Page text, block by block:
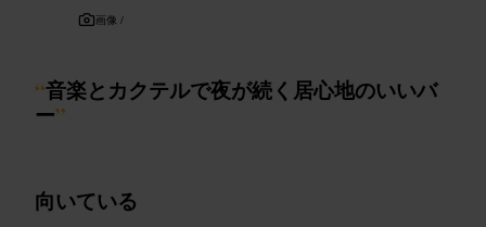
画像 /
“音楽とカクテルで夜が続く居心地のいいバ
ー”
向いている